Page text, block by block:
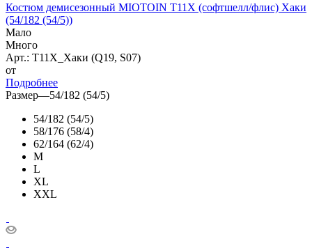
Костюм демисезонный MIOTOIN Т11Х (софтшелл/флис) Хаки
(54/182 (54/5))
Мало
Много
Арт.: Т11Х_Хаки (Q19, S07)
от
Подробнее
Размер—54/182 (54/5)
54/182 (54/5)
58/176 (58/4)
62/164 (62/4)
M
L
XL
XXL